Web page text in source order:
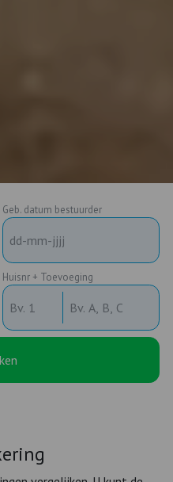
Geb. datum bestuurder
Huisnr + Toevoeging